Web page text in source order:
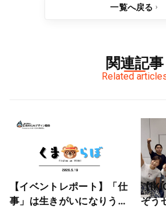
一覧へ戻る
関連記事
Related
【イベントレポート】「仕
事」は生きがいになりうる
【
ぞう